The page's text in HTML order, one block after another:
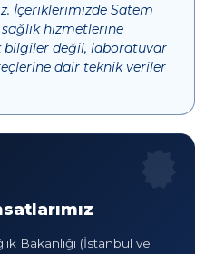
İçeriklerimizde Satem
sağlık hizmetlerine
bilgiler değil, laboratuvar
dair teknik veriler
Bakanlığı (İstanbul ve